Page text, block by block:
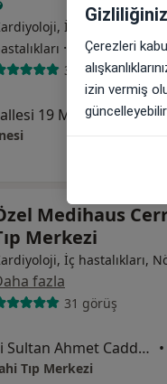
İç hastalıkları,
· Daha fazla
31 görüş
Bağlarçeşme Mahallesi 19 Mayıs Bulvarı No:18, Esenyurt •
Medihaus
Merkezi
İç hastalıkları,
fazla
31 görüş
Mevlana Mahallesi Sultan Ahmet Caddesi No:9, Esenyurt •
Tıp Merkezi
Çerezleri
izin vermiş